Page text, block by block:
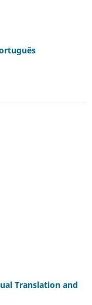
Translation and